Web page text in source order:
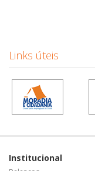
Links úteis
Institucional